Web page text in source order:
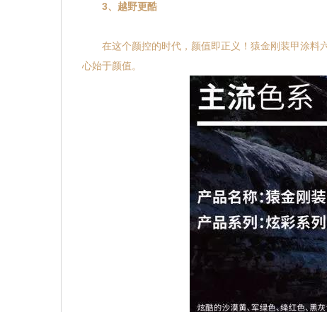
3、越野更酷
在这个颜控的时代，颜值即正义！猿金刚装甲涂料
心始于颜值。